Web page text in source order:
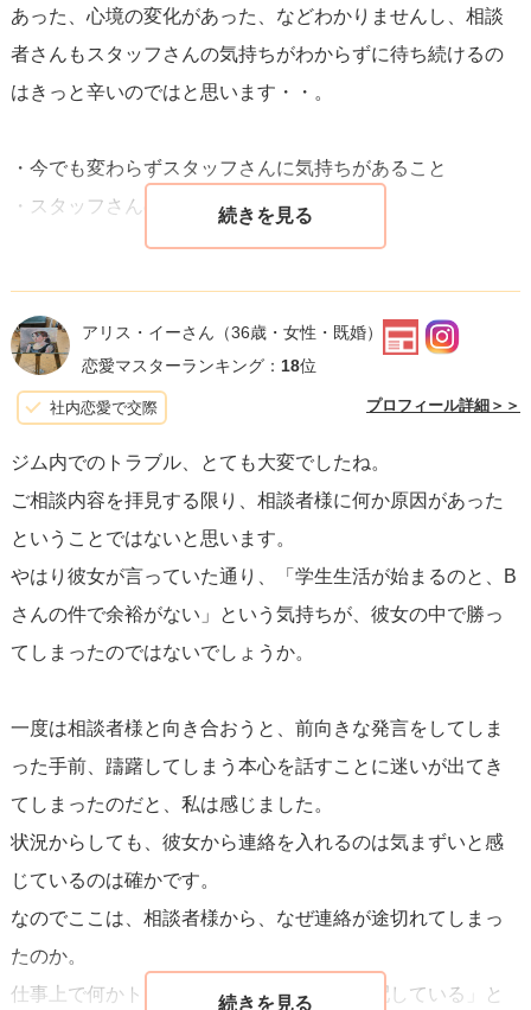
最後に、相手の気持ちや状況に対する思いやりを持ち続け
ることが重要です。無理に関係を進めようとしたり、プレ
ッシャーを与えたりするよりも、相手のペースを尊重し、
してください。お互いにとって良い関係が築けることを願
っています。
あった、心境の変化があった、などわかりませんし、相談
者さんもスタッフさんの気持ちがわからずに待ち続けるの
はきっと辛いのではと思います・・。
・今でも変わらずスタッフさんに気持ちがあること
・スタッフさんの気持ち
です！結構間が空いてしまったけど自分の気持ちは変わら
ずにスタッフさんのことが好きです。スタッフさんの気持
ちが聞けたら嬉しいです」とか「お久しぶりです！元気に
ご飯でもと直接会うのも良いかもしれませんね！十分に間
は空いているので連絡してみて良いと思います。
勇気がいることだと思うので、無理はしないでください
ね。もしできそうであれば連絡してみてください！私も応
援しています^^
アリス・イーさん （36歳・女性・既婚）
恋愛マスターランキング： 18位
社内恋愛で交際 プロフィール詳細＞＞
ジム内でのトラブル、とても大変でしたね。
ご相談内容を拝見する限り、相談者様に何か原因があった
ということではないと思います。
やはり彼女が言っていた通り、「学生生活が始まるのと、B
さんの件で余裕がない」という気持ちが、彼女の中で勝っ
てしまったのではないでしょうか。
一度は相談者様と向き合おうと、前向きな発言をしてしま
った手前、躊躇してしまう本心を話すことに迷いが出てき
てしまったのだと、私は感じました。
状況からしても、彼女から連絡を入れるのは気まずいと感
じているのは確かです。
なのでここは、相談者様から、なぜ連絡が途切れてしまっ
たのか。
仕事上で何かトラブルがあったのか、「心配している」と